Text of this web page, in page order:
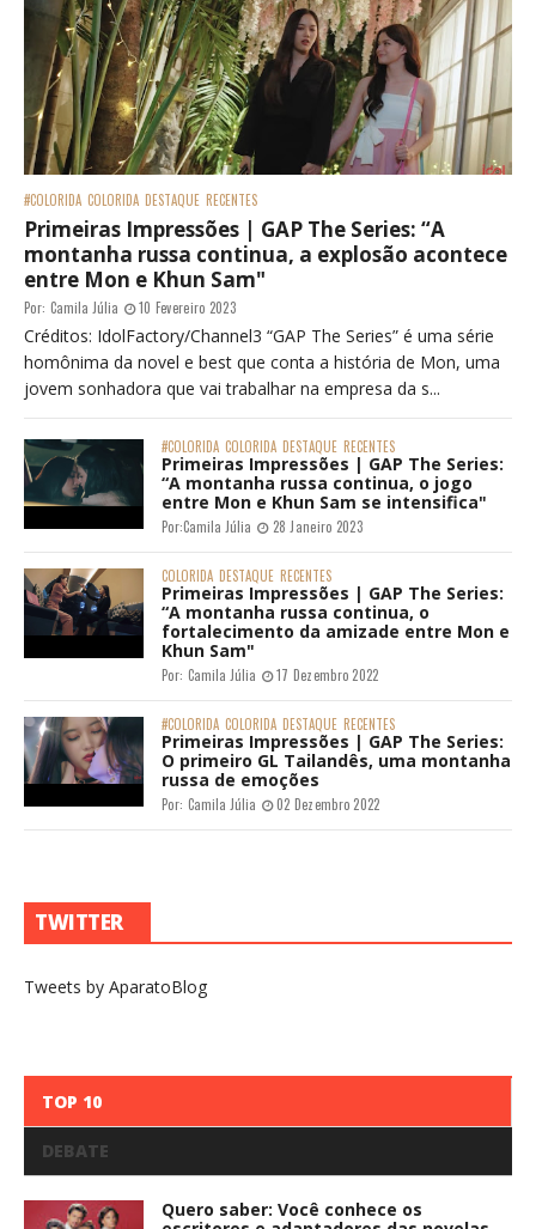
#COLORIDA COLORIDA DESTAQUE RECENTES
Primeiras Impressões | GAP The Series: “A
montanha russa continua, a explosão acontece
entre Mon e Khun Sam"
Por: Camila Júlia 10 Fevereiro 2023
Créditos: IdolFactory/Channel3 “GAP The Series” é uma série
homônima da novel e best que conta a história de Mon, uma
jovem sonhadora que vai trabalhar na empresa da s...
#COLORIDA COLORIDA DESTAQUE RECENTES
Primeiras Impressões | GAP The Series:
“A montanha russa continua, o jogo
entre Mon e Khun Sam se intensifica"
Por:Camila Júlia 28 Janeiro 2023
COLORIDA DESTAQUE RECENTES
Primeiras Impressões | GAP The Series:
“A montanha russa continua, o
fortalecimento da amizade entre Mon e
Khun Sam"
Por: Camila Júlia 17 Dezembro 2022
#COLORIDA COLORIDA DESTAQUE RECENTES
Primeiras Impressões | GAP The Series:
O primeiro GL Tailandês, uma montanha
russa de emoções
Por: Camila Júlia 02 Dezembro 2022
TWITTER
Tweets by AparatoBlog
TOP 10
DEBATE
Quero saber: Você conhece os